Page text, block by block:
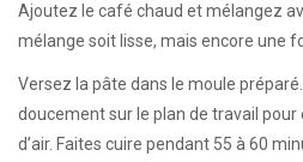
Ajoutez le café chaud et mélangez
mélange soit lisse, mais encore une
Versez la pâte dans le moule
doucement sur le plan de travail pour
d’air. Faites cuire pendant 55 à 60